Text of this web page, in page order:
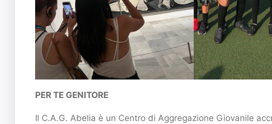
PER TE GENITORE
Il C.A.G. Abelia è un Centro di Aggregazione Giovanile